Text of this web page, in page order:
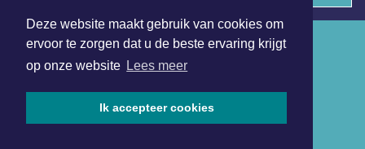
Deze website maakt gebruik van cookies om
ervoor te zorgen dat u de beste ervaring krijgt
op onze website Lees meer
Ik accepteer cookies
Algemene voorwaarden
Disclaimer